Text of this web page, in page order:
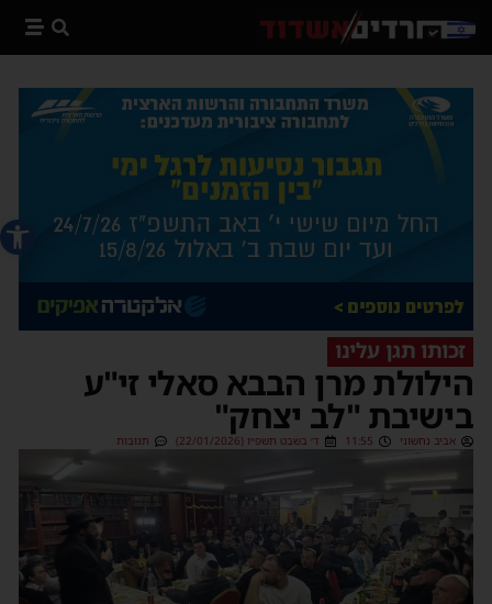
פתח
זכותו תגן עלינו
הילולת מרן הבבא סאלי זי"ע
בישיבת "לב יצחק"
אביב נחשוני 11:55 ד׳ בשבט תשפ״ו (22/01/2026) תגובות